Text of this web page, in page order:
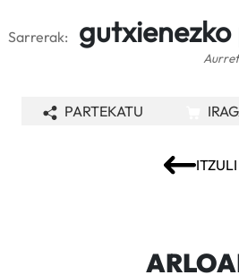
Sarrerak: gutxienezko
ITZULI
PARTEKATU